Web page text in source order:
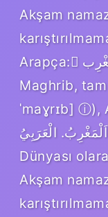
Akşam
Arapça: ْاَلْمَغْرِب‎, romanize edilmiş: al-
Maghrib,
ˈmaɣrɪb] ⓘ),
اَلْمَغْرِبُ. الْعَرَبِيُ ّ), Kuzeybatı Afrika, Arap
Dünyası
Akşam